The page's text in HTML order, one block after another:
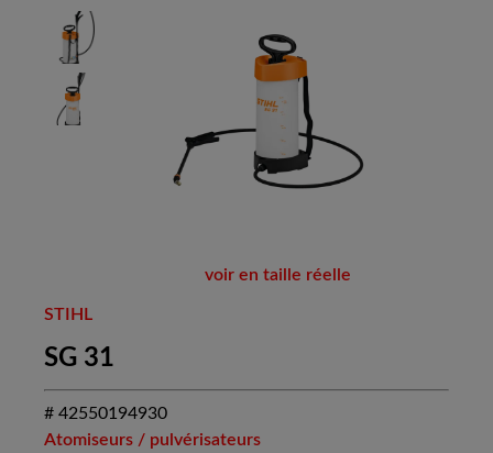
voir en taille réelle
STIHL
SG 31
# 42550194930
Atomiseurs / pulvérisateurs